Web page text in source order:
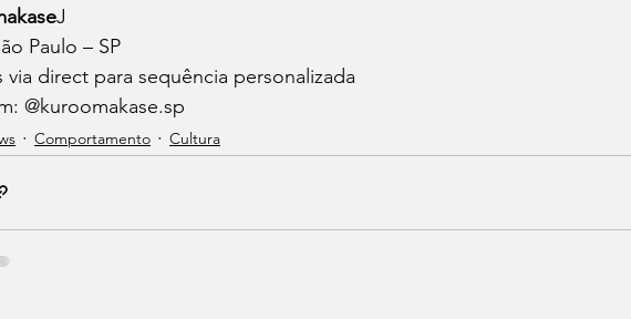
J
Paulo – SP
via direct para sequência personalizada
@kuroomakase.sp
Comportamento Cultura